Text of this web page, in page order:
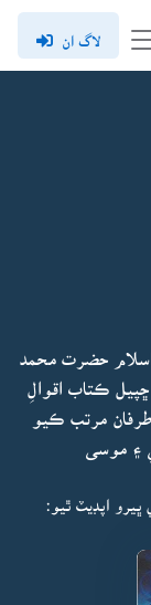
لاگ ان
حضرت محمد
ڪتاب اقوالِ
مرتب ڪيو
۽ موسى
ڀيرو اپڊيٽ ٿيو: